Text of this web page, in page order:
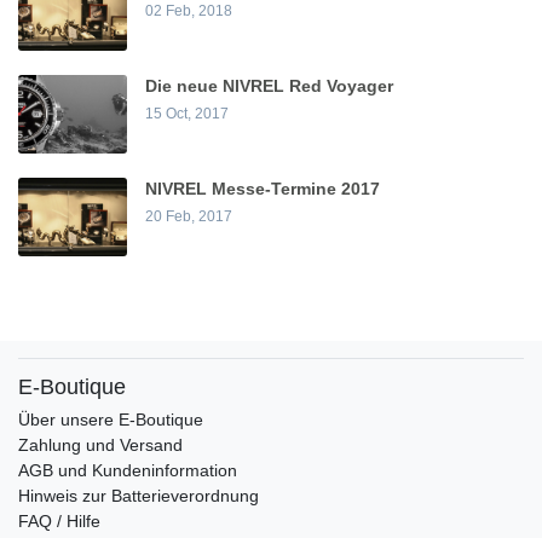
02 Feb, 2018
Die neue NIVREL Red Voyager
15 Oct, 2017
NIVREL Messe-Termine 2017
20 Feb, 2017
E-Boutique
Über unsere E-Boutique
Zahlung und Versand
AGB und Kundeninformation
Hinweis zur Batterieverordnung
FAQ / Hilfe